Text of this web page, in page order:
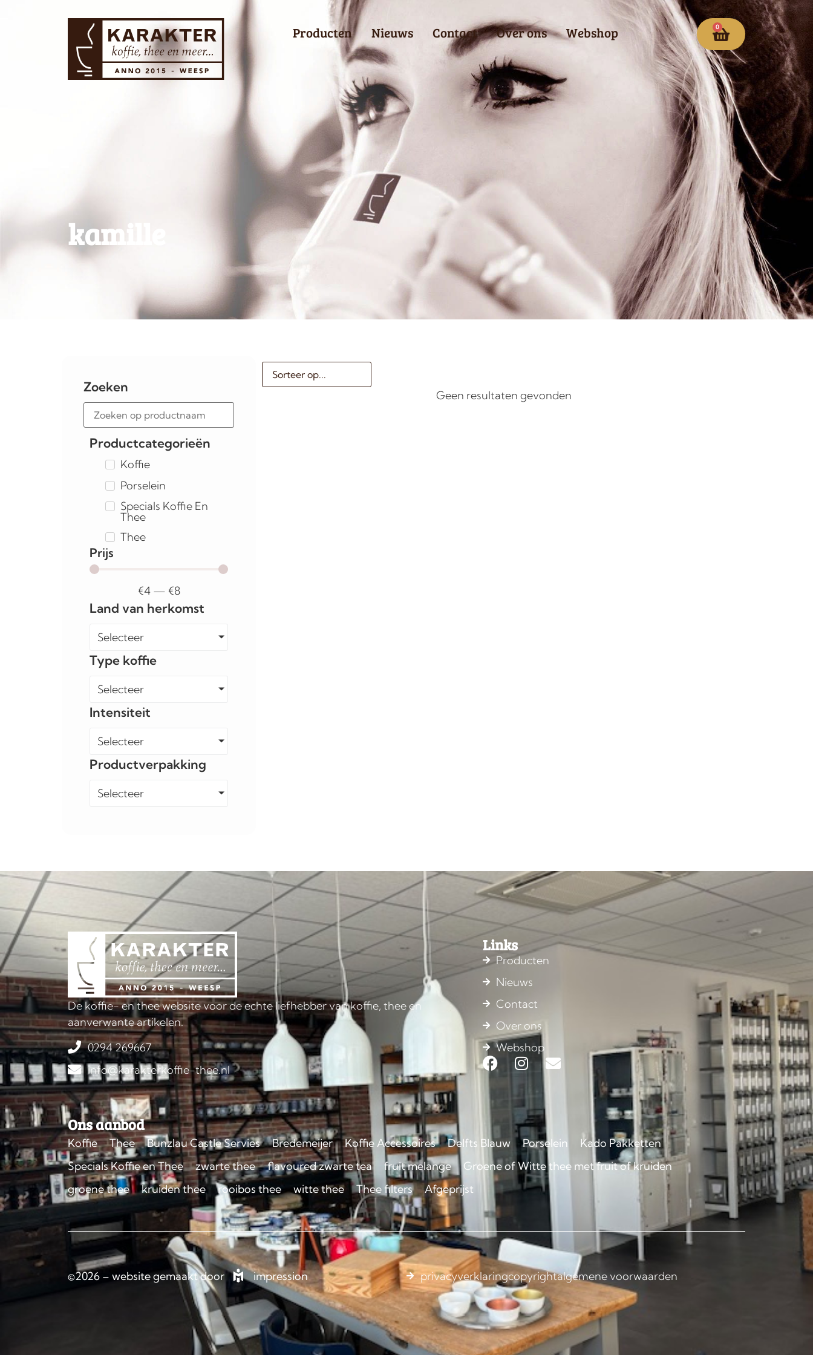
Producten Nieuws Contact Over ons Webshop 0
kamille
Zoeken
Productcategorieën
Koffie
Porselein
Specials Koffie En
Thee
Thee
Prijs
€4— €8
Land van herkomst
Selecteer
Type koffie
Selecteer
Intensiteit
Selecteer
Productverpakking
Selecteer
Geen resultaten gevonden
De koffie- en thee website voor de echte liefhebber van koffie, thee en
aanverwante artikelen.
0294 269667
info@karakterkoffie-thee.nl
Links
Producten
Nieuws
Contact
Over ons
Webshop
Ons aanbod
Koffie Thee Bunzlau Castle Servies Bredemeijer Koffie Accessoires Delfts Blauw Porselein
Kado Pakketten
Specials Koffie en Thee
zwarte thee flavoured zwarte tea fruit melange
Groene of Witte thee met fruit of kruiden
groene thee
kruiden thee rooibos thee witte thee Thee filters Afgeprijst
©2026 – website gemaakt door impression privacyverklaringcopyrightalgemene voorwaarden